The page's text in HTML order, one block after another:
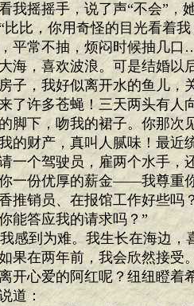
我摇摇手，说了声“不会”，
比，你用奇怪的目光看着
平常不抽，烦闷时候抽几
海，喜欢波浪。可是结婚以
子，我好似离开水的鱼儿，
了许多苍蝇！三天两头有人
脚下，吻我的裙子。你那次
的财产，真叫人腻味！最近
一个驾驶员，雇两个水手
一份优厚的薪金——我尊重
推销员、在报馆工作好些吗
能答应我的请求吗？”
到为难。我生长在海边，
果在两年前，我会欣然接受
开心爱的阿红呢？纽纽瞪着
道：